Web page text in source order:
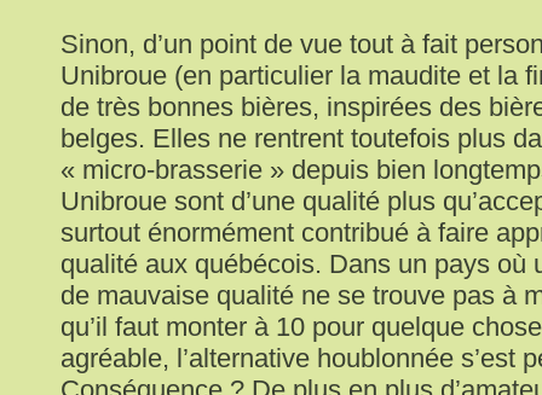
Sinon, d’un point de vue tout à fait
Unibroue (en particulier la maudite et la
de très bonnes bières, inspirées des
belges. Elles ne rentrent toutefois plus
« micro-brasserie » depuis bien
Unibroue sont d’une qualité plus
surtout énormément contribué à faire
qualité aux québécois. Dans un pays où
de mauvaise qualité ne se trouve pas à
qu’il faut monter à 10 pour quelque
agréable, l’alternative houblonnée s’est